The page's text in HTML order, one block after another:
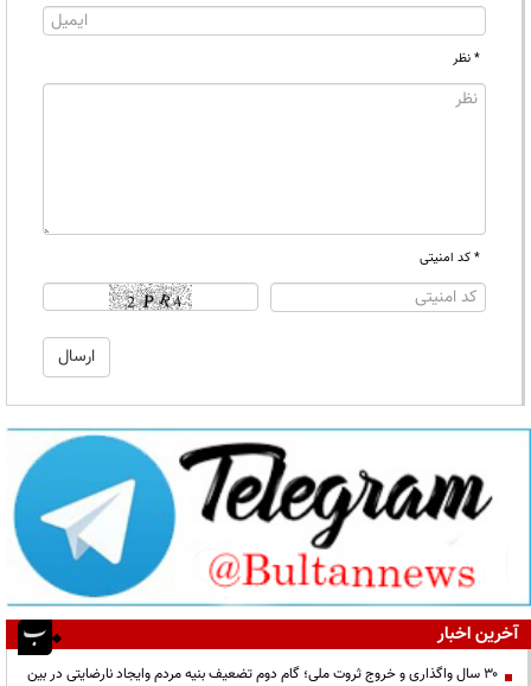
* نظر
* کد امنیتی
آخرین اخبار
۳۰ سال واگذاری و خروج ثروت ملی؛ گام دوم تضعیف بنیه مردم وایجاد نارضایتی در بین